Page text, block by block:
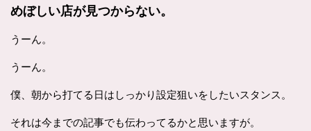
めぼしい店が見つからない。
うーん。
うーん。
僕、朝から打てる日はしっかり設定狙いをしたいスタンス。
それは今までの記事でも伝わってるかと思いますが。